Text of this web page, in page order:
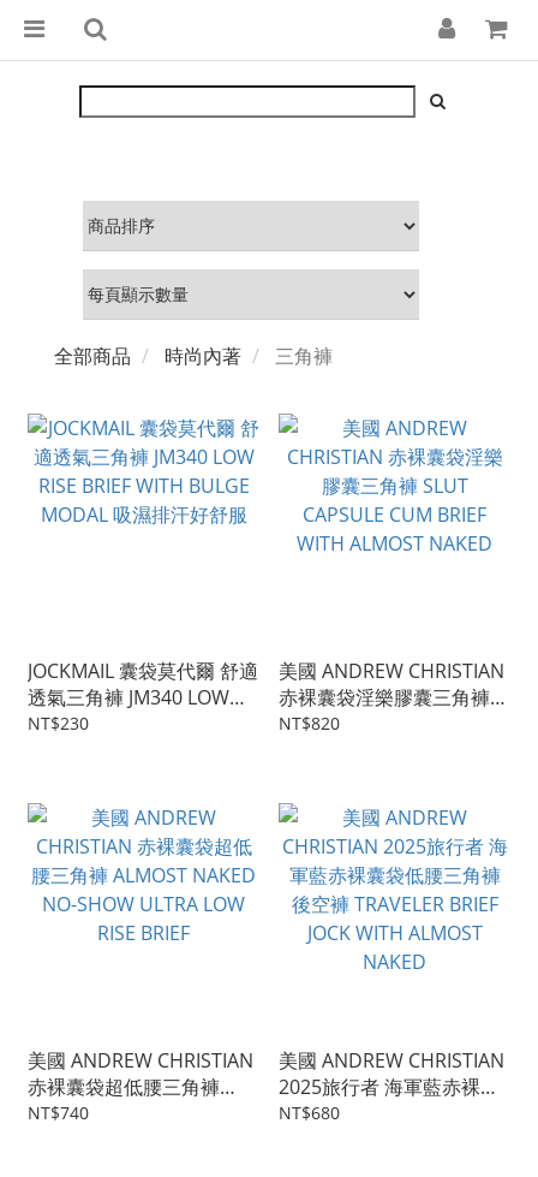
全部商品 時尚內著 三角褲
JOCKMAIL 囊袋莫代爾 舒適
透氣三角褲 JM340 LOW
RISE BRIEF WITH BULGE
NT$230
美國 ANDREW CHRISTIAN
赤裸囊袋淫樂膠囊三角褲
SLUT CAPSULE CUM
NT$820
美國 ANDREW CHRISTIAN
赤裸囊袋超低腰三角褲
ALMOST NAKED NO-
NT$740
美國 ANDREW CHRISTIAN
2025旅行者 海軍藍赤裸囊
袋低腰三角褲 後空褲
NT$680